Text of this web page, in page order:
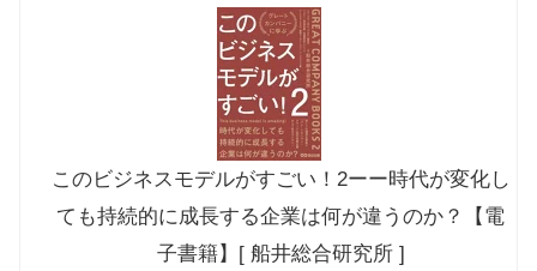
このビジネスモデルがすごい！2ーー時代が変化し
ても持続的に成長する企業は何が違うのか？【電
子書籍】[ 船井総合研究所 ]